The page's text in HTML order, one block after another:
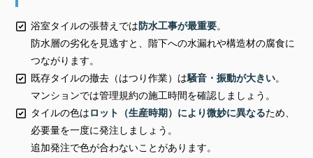
浴室タイルの張替えでは防水工事が最重要。
防水層の劣化を見逃すと、階下への水漏れや構造材の腐食に
つながります。
既存タイルの撤去（はつり作業）は騒音・振動が大きい。
マンションでは管理規約の施工時間を確認しましょう。
タイルの色はロット（生産時期）により微妙に異なるため、
必要量を一度に発注しましょう。
追加発注で色が合わないことがあります。